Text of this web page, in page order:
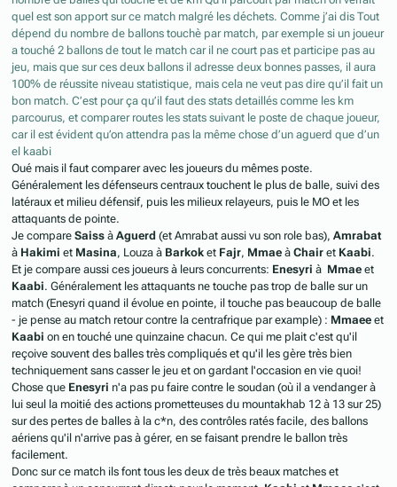
quel est son apport sur ce match malgré les déchets. Comme j’ai dis Tout
dépend du nombre de ballons touchè par match, par exemple si un joueur
a touché 2 ballons de tout le match car il ne court pas et participe pas au
jeu, mais que sur ces deux ballons il adresse deux bonnes passes, il aura
100% de réussite niveau statistique, mais cela ne veut pas dire qu’il fait un
bon match. C’est pour ça qu’il faut des stats detaillés comme les km
parcourus, et comparer routes les stats suivant le poste de chaque joueur,
car il est évident qu’on attendra pas la même chose d’un aguerd que d’un
el kaabi
Oué mais il faut comparer avec les joueurs du mêmes poste.
Généralement les défenseurs centraux touchent le plus de balle, suivi des
latéraux et milieu défensif, puis les milieux relayeurs, puis le MO et les
attaquants de pointe.
Je compare Saiss à Aguerd (et Amrabat aussi vu son role bas), Amrabat
à Hakimi et Masina, Louza à Barkok et Fajr, Mmae à Chair et Kaabi.
Et je compare aussi ces joueurs à leurs concurrents: Enesyri à Mmae et
Kaabi. Généralement les attaquants ne touche pas trop de balle sur un
match (Enesyri quand il évolue en pointe, il touche pas beaucoup de balle
- je pense au match retour contre la centrafrique par example) : Mmaee et
Kaabi on en touché une quinzaine chacun. Ce qui me plait c'est qu'il
reçoive souvent des balles très compliqués et qu'il les gère très bien
techniquement sans casser le jeu et on gardant l'occasion en vie quoi!
Chose que Enesyri n'a pas pu faire contre le soudan (où il a vendanger à
lui seul la moitié des actions prometteuses du mountakhab 12 à 13 sur 25)
sur des pertes de balles à la c*n, des contrôles ratés facile, des ballons
aériens qu'il n'arrive pas à gérer, en se faisant prendre le ballon très
facilement.
Donc sur ce match ils font tous les deux de très beaux matches et